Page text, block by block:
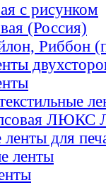
с рисунком
(Россия)
Риббон
ЛЮКС
для
ленты